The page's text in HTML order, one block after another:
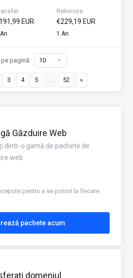
EUR
Reînnoire
€229,19 EUR
1 An
3 4 5 … 52 »
pagină:
Găzduire Web
dintr-o gamă de pachete de
web
pentru a se potrivi la fiecare
pachete acum
domeniul